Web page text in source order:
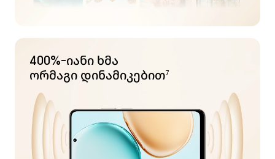
400%-იანი ხმა
ორმაგი დინამიკებით7